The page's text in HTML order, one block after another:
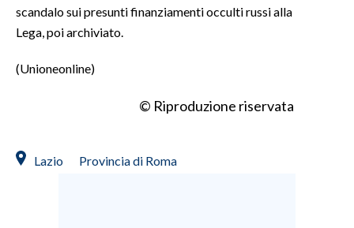
scandalo sui presunti finanziamenti occulti russi alla
Lega, poi archiviato.
(Unioneonline)
© Riproduzione riservata
Lazio Provincia di Roma